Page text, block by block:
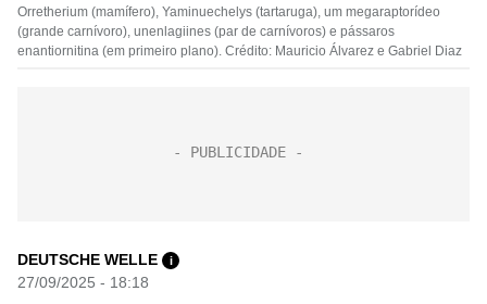
Orretherium (mamífero), Yaminuechelys (tartaruga), um megaraptorídeo
(grande carnívoro), unenlagiines (par de carnívoros) e pássaros
enantiornitina (em primeiro plano). Crédito: Mauricio Álvarez e Gabriel Diaz
DEUTSCHE WELLE i
27/09/2025 - 18:18